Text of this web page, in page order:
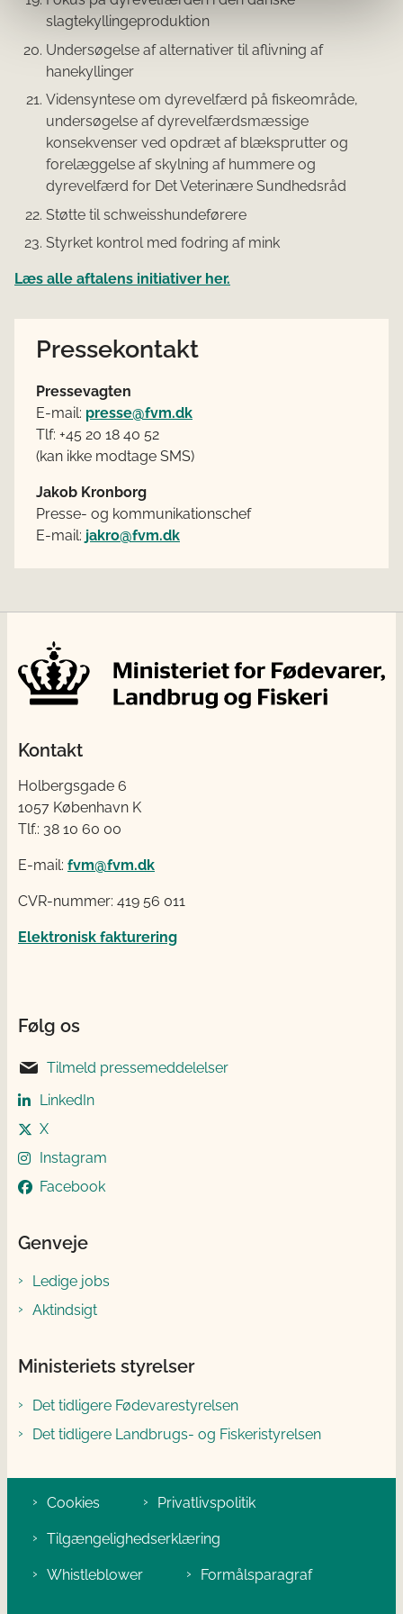
slagtekyllingeproduktion
Undersøgelse af alternativer til aflivning af
hanekyllinger
Vidensyntese om dyrevelfærd på fiskeområde,
undersøgelse af dyrevelfærdsmæssige
konsekvenser ved opdræt af blæksprutter og
forelæggelse af skylning af hummere og
dyrevelfærd for Det Veterinære Sundhedsråd
Støtte til schweisshundeførere
Styrket kontrol med fodring af mink
Læs alle aftalens initiativer her.
Pressekontakt
Pressevagten
E-mail: presse@fvm.dk
Tlf: +45 20 18 40 52
(kan ikke modtage SMS)
Jakob Kronborg
Presse- og kommunikationschef
E-mail: jakro@fvm.dk
Kontakt
Holbergsgade 6
1057 København K
Tlf.: 38 10 60 00
E-mail: fvm@fvm.dk
CVR-nummer: 419 56 011
Elektronisk fakturering
Følg os
Tilmeld pressemeddelelser
LinkedIn
X
Instagram
Facebook
Genveje
Ledige jobs
Aktindsigt
Ministeriets styrelser
Det tidligere Fødevarestyrelsen
Det tidligere Landbrugs- og Fiskeristyrelsen
Cookies Privatlivspolitik
Tilgængelighedserklæring
Whistleblower Formålsparagraf